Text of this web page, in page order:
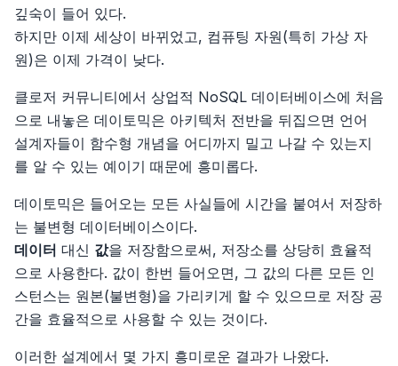
깊숙이 들어 있다.
하지만 이제 세상이 바뀌었고, 컴퓨팅 자원(특히 가상 자
원)은 이제 가격이 낮다.
클로저 커뮤니티에서 상업적 NoSQL 데이터베이스에 처음
으로 내놓은 데이토믹은 아키텍처 전반을 뒤집으면 언어
설계자들이 함수형 개념을 어디까지 밀고 나갈 수 있는지
를 알 수 있는 예이기 때문에 흥미롭다.
데이토믹은 들어오는 모든 사실들에 시간을 붙여서 저장하
는 불변형 데이터베이스이다.
데이터 대신 값을 저장함으로써, 저장소를 상당히 효율적
으로 사용한다. 값이 한번 들어오면, 그 값의 다른 모든 인
스턴스는 원본(불변형)을 가리키게 할 수 있으므로 저장 공
간을 효율적으로 사용할 수 있는 것이다.
이러한 설계에서 몇 가지 흥미로운 결과가 나왔다.